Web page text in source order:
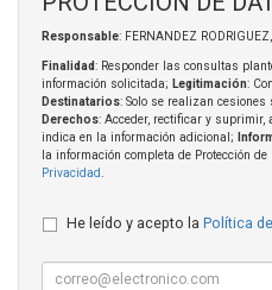
Responsable: FERNANDEZ
Finalidad: Responder las consultas
información solicitada; Legitimación:
Destinatarios: Solo se realizan
Derechos: Acceder, rectificar y suprimir,
indica en la información adicional;
la información completa de Protección
Privacidad
He leído y acepto la Política